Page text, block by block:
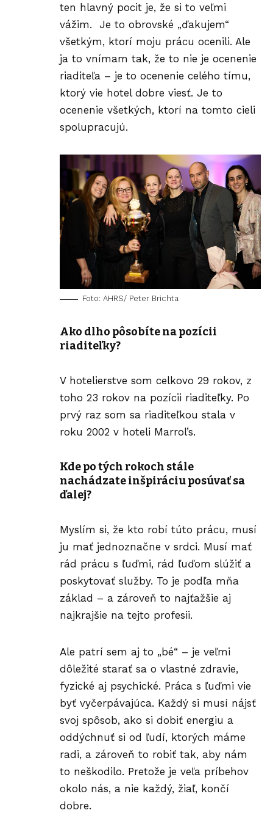
ten hlavný pocit je, že si to veľmi
vážim. Je to obrovské „ďakujem“
všetkým, ktorí moju prácu ocenili. Ale
ja to vnímam tak, že to nie je ocenenie
riaditeľa – je to ocenenie celého tímu,
ktorý vie hotel dobre viesť. Je to
ocenenie všetkých, ktorí na tomto cieli
spolupracujú.
Foto: AHRS/ Peter Brichta
Ako dlho pôsobíte na pozícii
riaditeľky?
V hotelierstve som celkovo 29 rokov, z
toho 23 rokov na pozícii riaditeľky. Po
prvý raz som sa riaditeľkou stala v
roku 2002 v hoteli Marrol’s.
Kde po tých rokoch stále
nachádzate inšpiráciu posúvať sa
ďalej?
Myslím si, že kto robí túto prácu, musí
ju mať jednoznačne v srdci. Musí mať
rád prácu s ľuďmi, rád ľuďom slúžiť a
poskytovať služby. To je podľa mňa
základ – a zároveň to najťažšie aj
najkrajšie na tejto profesii.
Ale patrí sem aj to „bé“ – je veľmi
dôležité starať sa o vlastné zdravie,
fyzické aj psychické. Práca s ľuďmi vie
byť vyčerpávajúca. Každý si musí nájsť
svoj spôsob, ako si dobiť energiu a
oddýchnuť si od ľudí, ktorých máme
radi, a zároveň to robiť tak, aby nám
to neškodilo. Pretože je veľa príbehov
okolo nás, a nie každý, žiaľ, končí
dobre.